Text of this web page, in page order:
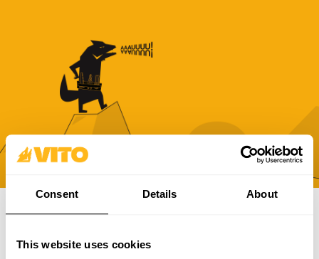
Consent Details About
This website uses cookies